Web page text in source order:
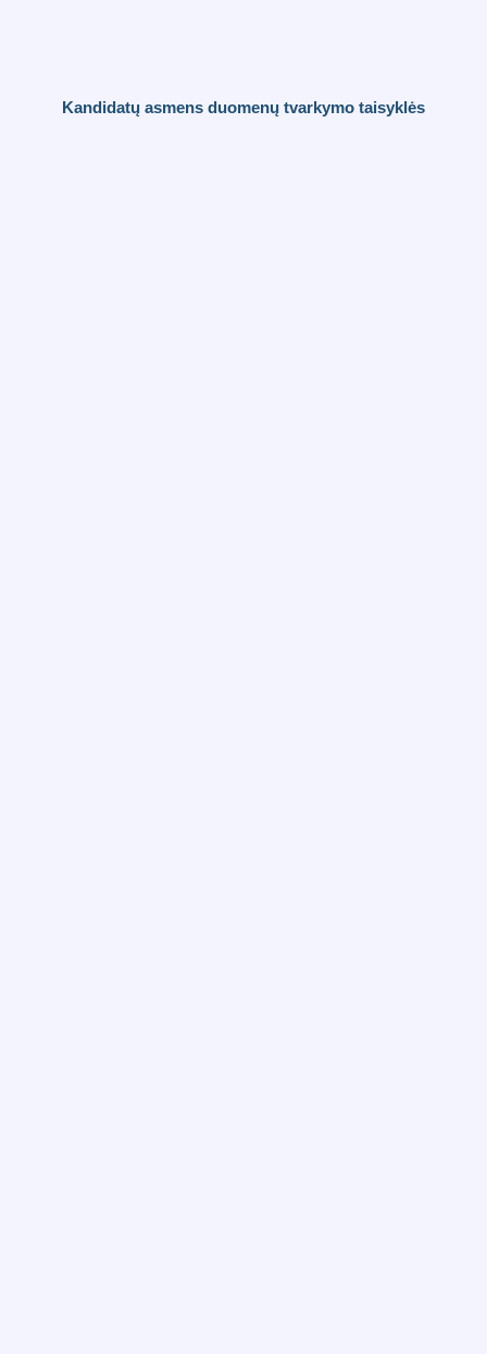
Kandidatų asmens duomenų tvarkymo taisyklės